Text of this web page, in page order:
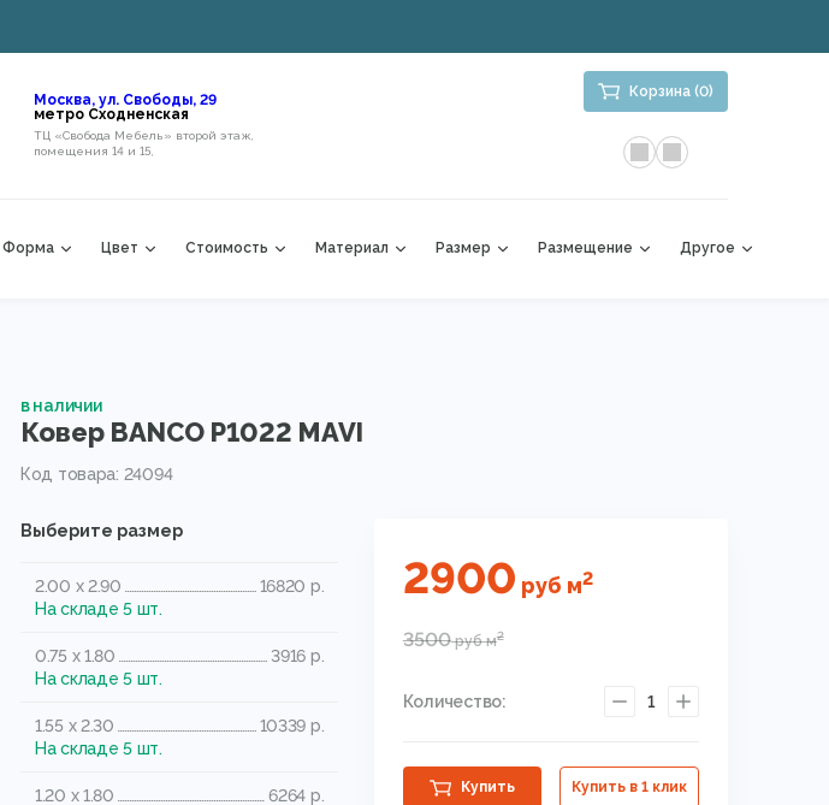
Москва, ул. Свободы, 29
метро Сходненская
ТЦ «Свобода Мебель» второй этаж,
помещения 14 и 15,
Корзина (0)
Форма Цвет Стоимость Материал Размер Размещение Другое
в наличии
Ковер BANCO P1022 MAVI
Код товара: 24094
Выберите размер
2.00 x 2.90
16820 р.
На складе 5 шт.
0.75 x 1.80
3916 р.
На складе 5 шт.
1.55 x 2.30
10339 р.
На складе 5 шт.
1.20 x 1.80
6264 р.
2900 руб м2
3500рубм2
Количество: 1
Купить Купить в 1 клик